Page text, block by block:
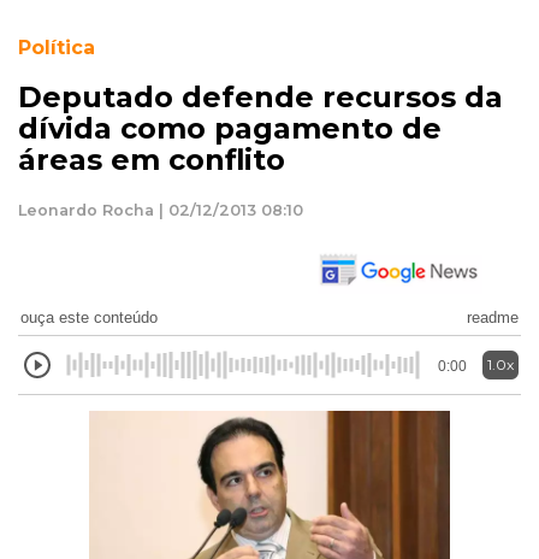
Política
Deputado defende recursos da
dívida como pagamento de
áreas em conflito
Leonardo Rocha | 02/12/2013 08:10
ouça este conteúdo readme
0:00 1.0x